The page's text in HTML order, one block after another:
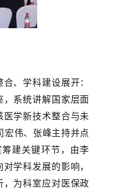
、学科建设展开：
系统讲解国家层面
学新技术整合与未
宏伟、张峰主持并点
建关键环节，由李
学科发展的影响，
为科室应对医保政